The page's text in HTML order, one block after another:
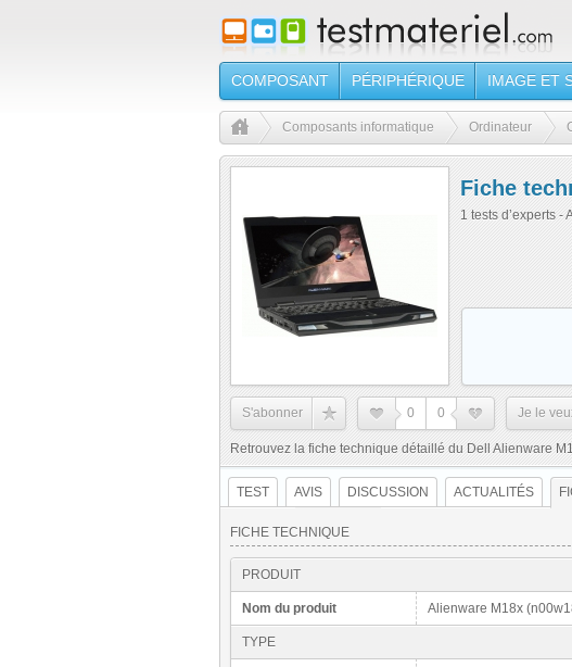
COMPOSANT PÉRIPHÉRIQUE IMAGE ET
Composants informatique Ordinateur
Fiche
1 tests d’experts -
S'abonner 0 0 Je le
Retrouvez la fiche technique détaillé du Dell Alienware
TEST AVIS DISCUSSION ACTUALITÉS
FICHE TECHNIQUE
PRODUIT
Nom du produit Alienware M18x
TYPE